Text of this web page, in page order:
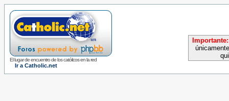
El lugar de encuentro de los católicos en la red
Ir a Catholic.net
Importante: